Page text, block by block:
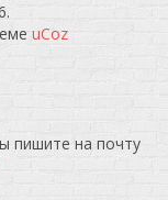
.
uCoz
пишите на почту